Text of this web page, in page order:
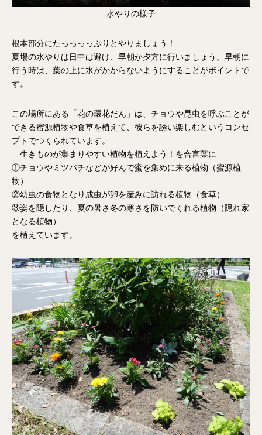
水やりの様子
根本部分にたっっっっぷりとやりましょう！
夏場の水やりは日中は避け、早朝か夕方に行いましょう。早朝に
行う時は、葉の上に水がかからないようにすることがポイントで
す。
この場所にある「花の環花だん」は、チョウや昆虫を呼ぶことが
できる蜜源植物や食草を植えて、彼らを誘い楽しむというコンセ
プトでつくられています。
生きものが集まりやすい植物を植えよう！を合言葉に
①チョウやミツバチなどが好んで蜜を集めに来る植物（蜜源植
物）
②幼虫の食物となり成虫が卵を産みに訪れる植物（食草）
③姿を隠したり、夏の暑さ冬の寒さを防いでくれる植物（隠れ家
となる植物）
を植えています。